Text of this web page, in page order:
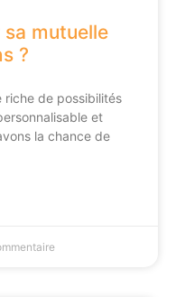
mutuelle
?
riche de possibilités
et
la chance de